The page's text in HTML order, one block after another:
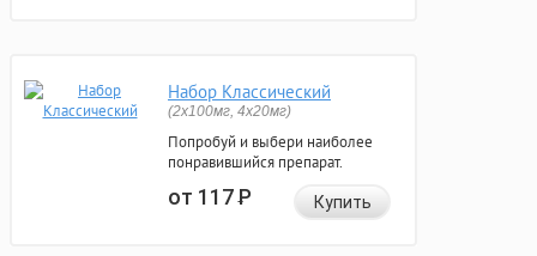
Набор Классический
(2x100мг, 4x20мг)
Попробуй и выбери наиболее
понравившийся препарат.
от 117Р Купить